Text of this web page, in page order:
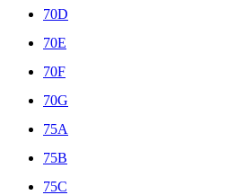
70D
70E
70F
70G
75A
75B
75C